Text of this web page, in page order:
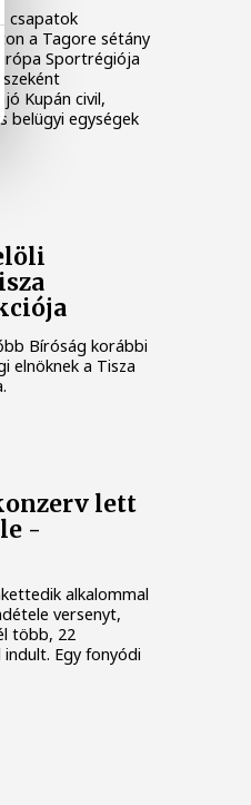
csapatok
a Tagore sétány
Sportrégiója
Kupán civil,
belügyi egységek
Bíróság korábbi
elnöknek a Tisza
lett
-
alkalommal
versenyt,
több, 22
Egy fonyódi